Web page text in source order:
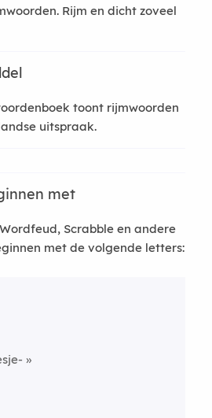
Rijm en dicht zoveel
toont rijmwoorden
uitspraak.
met
Scrabble en andere
met de volgende letters: